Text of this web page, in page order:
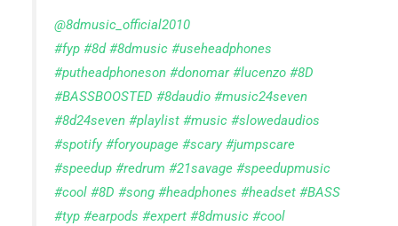
@8dmusic_official2010
#fyp #8d #8dmusic #useheadphones
#putheadphoneson #donomar #lucenzo #8D
#BASSBOOSTED #8daudio #music24seven
#8d24seven #playlist #music #slowedaudios
#spotify #foryoupage #scary #jumpscare
#speedup #redrum #21savage #speedupmusic
#cool #8D #song #headphones #headset #BASS
#typ #earpods #expert #8dmusic #cool